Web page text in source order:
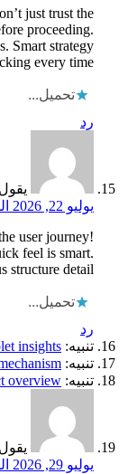
just trust the
proceeding.
Smart strategy
every time.
تحميل...
رد
يقول
يوليو 22, 2026 الساعة 2:06 ص
user journey!
feel is smart.
detail! ✨🎰
تحميل...
رد
تنبيه: insights
تنبيه:
تنبيه: overview
يقول
يوليو 29, 2026 الساعة 7:35 ص